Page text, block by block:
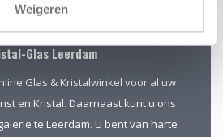
Weigeren
Glas Leerdam
Glas & Kristalwinkel voor al uw
en Kristal. Daarnaast kunt u ons
te Leerdam. U bent van harte